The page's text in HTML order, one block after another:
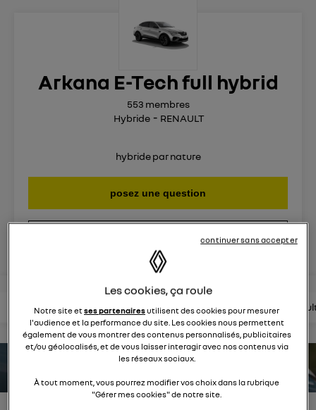
Arkana E-Tech full hybrid
Hybride RENAULT
553 membres
hybride par nature
posez une question
lire les questions lire les articles consultez la brochure
Les cookies, ça roule
Notre site etses partenairesutilisent des cookies pour mesurer
l'audience et la performance du site. Les cookies nous permettent
également de vous montrer des contenus personnalisés, publicitaires
et/ou géolocalisés, et de vous laisser interagir avec nos contenus via
les réseaux sociaux.
À tout moment, vous pourrez modifier vos choix dans la rubrique
"Gérer mes cookies" de notre site.
continuer sans accepter